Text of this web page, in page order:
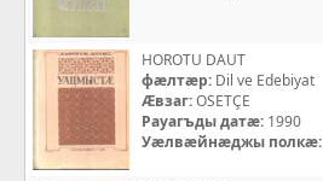
HOROTU DAUT
фæлтæр: Dil ve Edebiyat
Æвзаг:OSETÇE
Рауагъды датæ: 1990
Уæлвæйнæджы полкæ: